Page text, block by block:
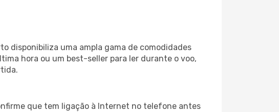
disponibiliza uma ampla gama de comodidades
hora ou um best-seller para ler durante o voo,
que tem ligação à Internet no telefone antes